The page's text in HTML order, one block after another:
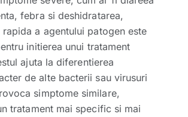
febra si deshidratarea,
a agentului patogen este
initierea unui tratament
ajuta la diferentierea
de alte bacterii sau virusuri
simptome similare,
tratament mai specific si mai